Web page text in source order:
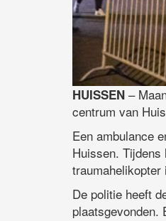
HUISSEN –
centrum van
Een ambulance
Huissen. Tijdens
De politie heeft
plaatsgevonden.